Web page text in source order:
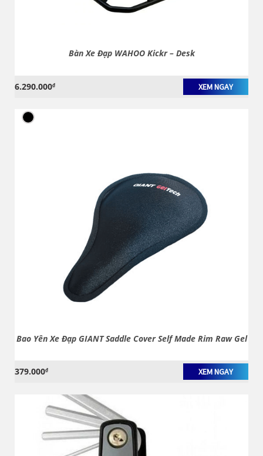
Bàn Xe Đạp WAHOO Kickr – Desk
6.290.000₫ XEM NGAY
Bao Yên Xe Đạp GIANT Saddle Cover Self Made Rim Raw Gel
379.000₫ XEM NGAY